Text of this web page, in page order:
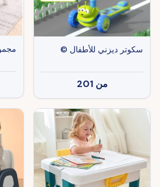
سكوتر ديزني للأطفال ©
من 201